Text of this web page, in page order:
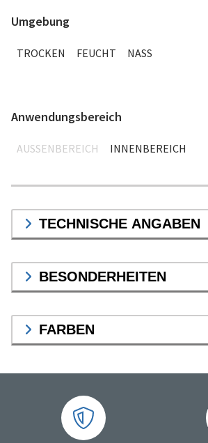
Umgebung
TROCKEN FEUCHT NASS
Anwendungsbereich
AUSSENBEREICH INNENBEREICH
TECHNISCHE ANGABEN
BESONDERHEITEN
FARBEN